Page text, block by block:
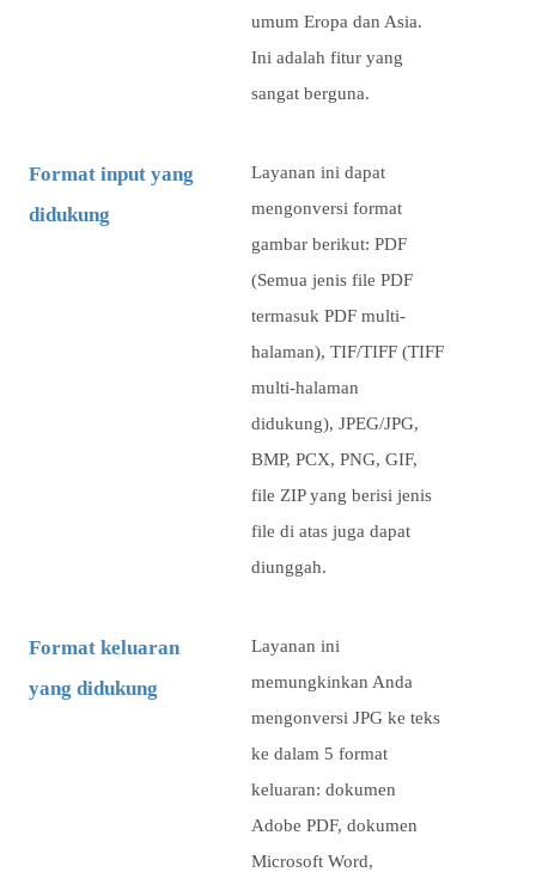
umum Eropa dan Asia.
Ini adalah fitur yang
sangat berguna.
Format input yang
didukung
Layanan ini dapat
mengonversi format
gambar berikut: PDF
(Semua jenis file PDF
termasuk PDF multi-
halaman), TIF/TIFF (TIFF
multi-halaman
didukung), JPEG/JPG,
BMP, PCX, PNG, GIF,
file ZIP yang berisi jenis
file di atas juga dapat
diunggah.
Format keluaran
yang didukung
Layanan ini
memungkinkan Anda
mengonversi JPG ke teks
ke dalam 5 format
keluaran: dokumen
Adobe PDF, dokumen
Microsoft Word,